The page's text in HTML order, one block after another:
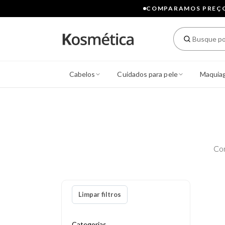
COMPARAMOS
Cabelos Cuidados para pele
Limpar filtros